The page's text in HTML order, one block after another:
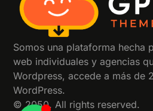
Somos una plataforma hecha
web individuales y agencias
Wordpress, accede a más de
WordPress.
© 2050. All rights reserved.